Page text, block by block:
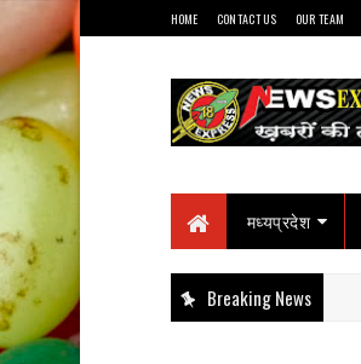
HOME CONTACT US OUR TEAM
मध्यप्रदेश
Breaking News